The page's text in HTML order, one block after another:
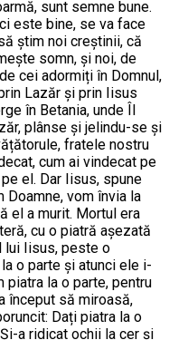
sunt semne bune.
este bine, se va face
știm noi creștinii, că
somn, și noi, de
cei adormiți în Domnul,
Lazăr și prin Iisus
în Betania, unde Îl
plânse și jelindu-se și
fratele nostru
cum ai vindecat pe
el. Dar Iisus, spune
Doamne, vom învia la
el a murit. Mortul era
cu o piatră așezată
lui Iisus, peste o
o parte și atunci ele i-
piatra la o parte, pentru
început să miroasă,
Dați piatra la o
a ridicat ochii la cer și